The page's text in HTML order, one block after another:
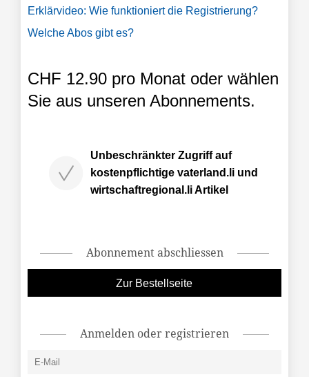
Erklärvideo: Wie funktioniert die Registrierung?
Welche Abos gibt es?
CHF 12.90 pro Monat oder wählen
Sie aus unseren Abonnements.
Unbeschränkter Zugriff auf
kostenpflichtige vaterland.li und
wirtschaftregional.li Artikel
Abonnement abschliessen
Zur Bestellseite
Anmelden oder registrieren